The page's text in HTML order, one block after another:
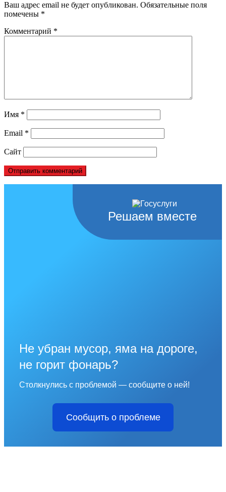
Ваш адрес email не будет опубликован. Обязательные поля
помечены *
Комментарий *
Имя *
Email *
Сайт
Решаем вместе
Не убран мусор, яма на дороге,
не горит фонарь?
Столкнулись с проблемой — сообщите о ней!
Сообщить о проблеме